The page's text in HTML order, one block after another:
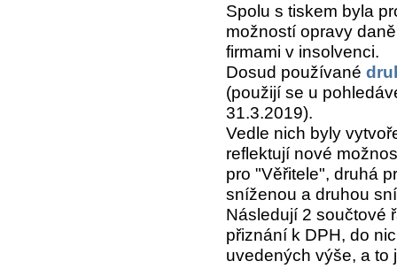
Spolu s tiskem byla
možností opravy
firmami v insolvenci.
Dosud používané
(použijí se u
31.3.2019).
Vedle nich byly
reflektují nové
pro "Věřitele", druhá
sníženou a druhou
Následují 2 součtové
přiznání k DPH, do
uvedených výše, a to